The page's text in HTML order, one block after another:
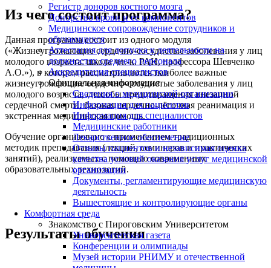
Регистр доноров костного мозга
Донорство крови и ее компонентов
Медицинское сопровождение сотрудников и
обучающихся
Аттестация для допуска к деятельности на
должностях среднего персонала
Аккредитация специалистов
Официальная информация
Сведения о медицинской организации
Информация для пациентов
Информация для специалистов
Медицинские работники
Лекарственное обеспечение
Отзывы пациентов и независимая оценка
качества условий оказания услуг медицинской
организации
Документы, регламентирующие медицинскую
деятельность
Вышестоящие и контролирующие органы
Комфортная среда
Знакомство с Пироговским Университетом
Университетская газета
Конференции и олимпиады
Музей истории РНИМУ и отечественной
Из чего состоит программа?
Данная программа состоит из одного модуля
(«Жизнеугрожающие сердечно-сосудистые заболевания у лиц
молодого возраста: школа чл.-к. РАН, профессора Шевченко
А.О.»), в котором рассматриваются наиболее важные
жизнеугрожающие сердечно-сосудистые заболевания у лиц
молодого возраста, способы предотвращения внезапной
сердечной смерти, базовая сердечно-лёгочная реанимация и
экстренная медицинская помощь.
Обучение организовано с применением традиционных
методик преподавания (лекций, семинаров и практических
занятий), реализуемых с помощью современных
образовательных технологий.
Результаты обучения